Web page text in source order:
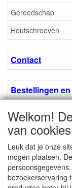
Gereedschap
Houtschroeven
Contact
Bestellingen
Algemene
Over ons.
Welkom!
van cookies
Leuk dat je onze
mogen plaatsen.
bezoekerservaring